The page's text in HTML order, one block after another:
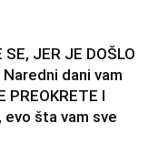
JER JE DOŠLO
dani vam
PREOKRETE I
evo šta vam sve